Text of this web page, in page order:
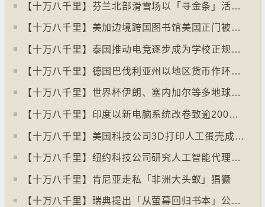
【十万八千里】芬兰北部滑雪场以「寻金条」活动吸引游客
【十万八千里】美加边境跨国图书馆美国正门被禁另开「加拿大」门
【十万八千里】泰国推动电竞逐步成为学校正规课程
【十万八千里】德国巴伐利亚州以地区货币作环保金融工具
【十万八千里】世界杯伊朗、塞内加尔等多地球迷入境美国极有可能被拒绝入境
【十万八千里】印度以新电脑系统改卷致逾200万考生成绩或有出错
【十万八千里】美国科技公司3D打印人工蛋壳成功孵化小鸡
【十万八千里】纽约科技公司研究人工智能代理失控情况
【十万八千里】肯尼亚走私「非洲大头蚁」猖獗
【十万八千里】瑞典提出「从萤幕回归书本」公帑购买实体书